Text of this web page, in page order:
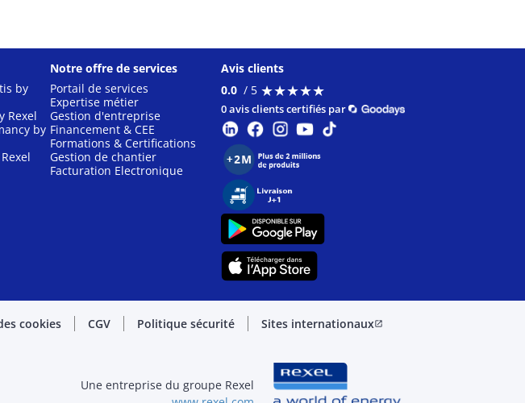
by
Rexel
by
Notre offre de services
Portail de services
Expertise métier
Gestion d'entreprise
Financement & CEE
Formations & Certifications
Gestion de chantier
Facturation Electronique
Avis clients
0.0 / 5 ★★★★★
★★★★★
0 avis clients certifiés par
cookies CGV Politique sécurité Sites internationauxopen_in_new
Une entreprise du groupe Rexel